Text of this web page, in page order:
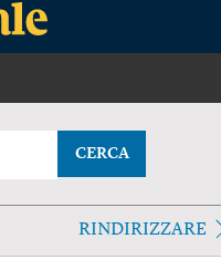
CERCA
RINDIRIZZARE